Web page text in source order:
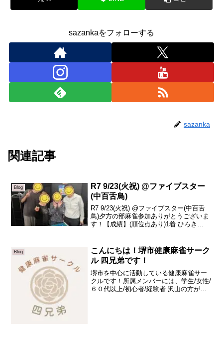
sazankaをフォローする
sazanka
関連記事
Blog
R7 9/23(火祝) @ファイブスター
(中百舌鳥)
R7 9/23(火祝) @ファイブスター(中百舌
鳥)夕方の部麻雀参加ありがとうございま
す！【成績】(順位点あり)1着 ひろき
んです！...
Blog
こんにちは！堺市健康麻雀サーク
ル 四兄弟です！
堺市を中心に活動している健康麻雀サー
クルです！所属メンバーには、学生/女性/
６０代以上/初心者/経験者 沢山の方がい